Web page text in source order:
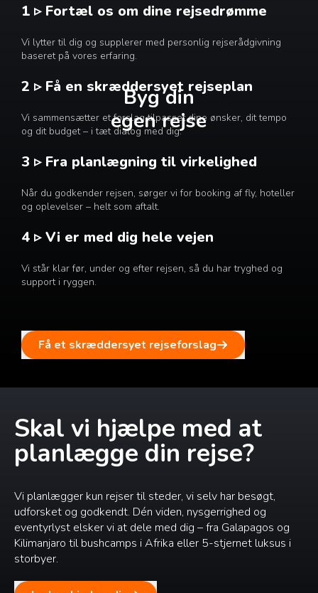
Byg din
egen rejse
1 ▹ Fortæl os om dine rejsedrømme
Vi lytter til dig og supplerer med personlig rejserådgivning
baseret på vores erfaring.
2 ▹ Få en skræddersyet rejseplan
Vi sammensætter et forslag tilpasset dine ønsker, dit tempo
og dit budget – i tæt dialog med dig.
3 ▹ Fra planlægning til virkelighed
Når du godkender rejsen, sørger vi for booking af fly, hoteller
og oplevelser – helt som aftalt.
4 ▹ Vi er med dig hele vejen
Vi står klar før, under og efter rejsen, så du har tryghed og
support i ryggen.
Få et skræddersyet rejseforslag
Skal vi hjælpe med at
planlægge din rejse?
Vi planlægger kun rejser til steder, vi selv har besøgt,
udforsket og godkendt. Dén viden, nysgerrighed og
eventyrlyst elsker vi at dele med dig – fra Galapagos og
Kilimanjaro til bushcamps i Afrika eller 5-stjernet luksus i
storbyer.